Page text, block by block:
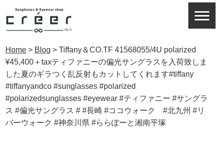
Home > Blog >Tiffany＆CO.TF 41568055/4U polarized
¥45,400＋taxティファニーの偏光サングラスを入荷致しま
した夏のギラつく乱反射もカットしてくれます#tiffany
#tiffanyandco #sunglasses #polarized
#polarizedsunglasses #eyewear #ティファニー #サングラ
ス #偏光サングラス # #長崎 #ココウォーク #北九州 #リ
バーウォーク #神奈川県 #ららぽーと湘南平塚